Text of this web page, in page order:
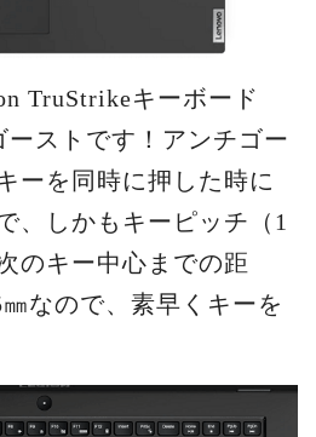
TruStrikeキーボード
ーストです！アンチゴー
ーを同時に押した時に
、しかもキーピッチ（1
のキー中心までの距
なので、素早くキーを